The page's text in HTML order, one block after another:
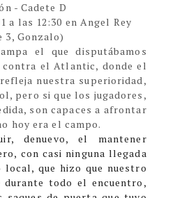
- Cadete D
a las 12:30 en Angel Rey
3, Gonzalo)
el que disputábamos
contra el Atlantic, donde el
nuestra superioridad,
pero si que los jugadores,
son capaces a afrontar
hoy era el campo.
denuevo, el mantener
con casi ninguna llegada
que hizo que nuestro
todo el encuentro,